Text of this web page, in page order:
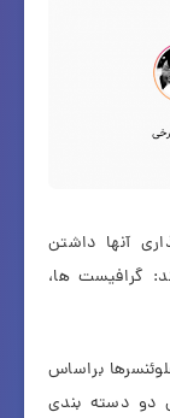
آنها داشتن
گرافیست ها،
براساس
دو دسته بندی